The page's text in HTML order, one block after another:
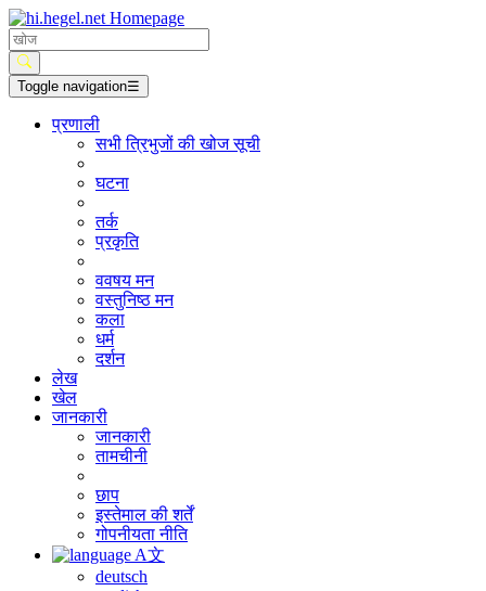
Toggle navigation☰
प्रणाली
सभी त्रिभुजों की खोज सूची
घटना
तर्क
प्रकृति
ववषय मन
वस्तुनिष्ठ मन
कला
धर्म
दर्शन
लेख
खेल
जानकारी
जानकारी
तामचीनी
छाप
इस्तेमाल की शर्तें
गोपनीयता नीति
A文
deutsch